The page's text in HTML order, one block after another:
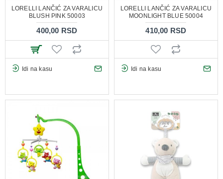
LORELLI LANČIĆ ZA VARALICU
BLUSH PINK 50003
400,00 RSD
Idi na kasu
LORELLI LANČIĆ ZA VARALICU
MOONLIGHT BLUE 50004
410,00 RSD
Idi na kasu